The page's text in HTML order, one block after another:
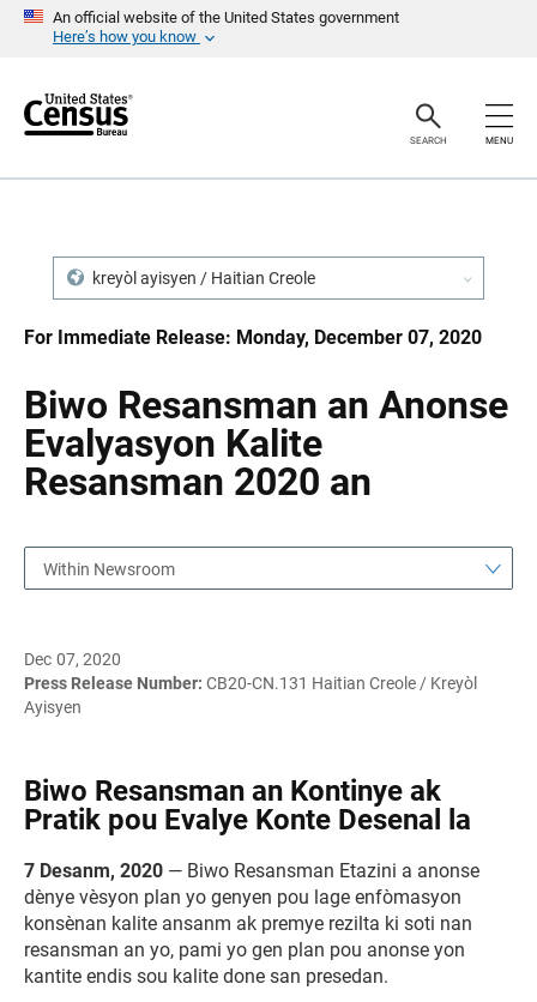
An official website of the United States government
Here’s how you know
r
SEARCH MENU
kreyòl ayisyen / Haitian Creole
For Immediate Release: Monday, December 07, 2020
Biwo Resansman an Anonse
Evalyasyon Kalite
Resansman 2020 an
a
Within Newsroom
Dec 07, 2020
Press Release Number: CB20-CN.131 Haitian Creole / Kreyòl
Ayisyen
Biwo Resansman an Kontinye ak
Pratik pou Evalye Konte Desenal la
7 Desanm, 2020 — Biwo Resansman Etazini a anonse
dènye vèsyon plan yo genyen pou lage enfòmasyon
konsènan kalite ansanm ak premye rezilta ki soti nan
resansman an yo, pami yo gen plan pou anonse yon
kantite endis sou kalite done san presedan.